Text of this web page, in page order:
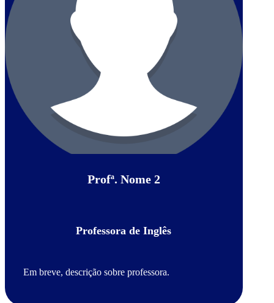
Profª. Nome 2
Professora de Inglês
Em breve, descrição sobre professora.